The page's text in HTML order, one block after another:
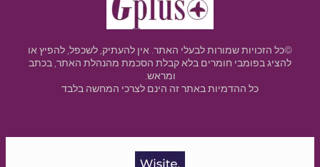
©כל הזכויות שמורות לבעלי האתר. אין להעתיק, לשכפל, להפיץ או
להציג בפומבי חומרים בלא קבלת הסכמת מהנהלת האתר, בכתב
ומראש.
כל ההדמיות באתר זה הינם לצרכי המחשה בלבד